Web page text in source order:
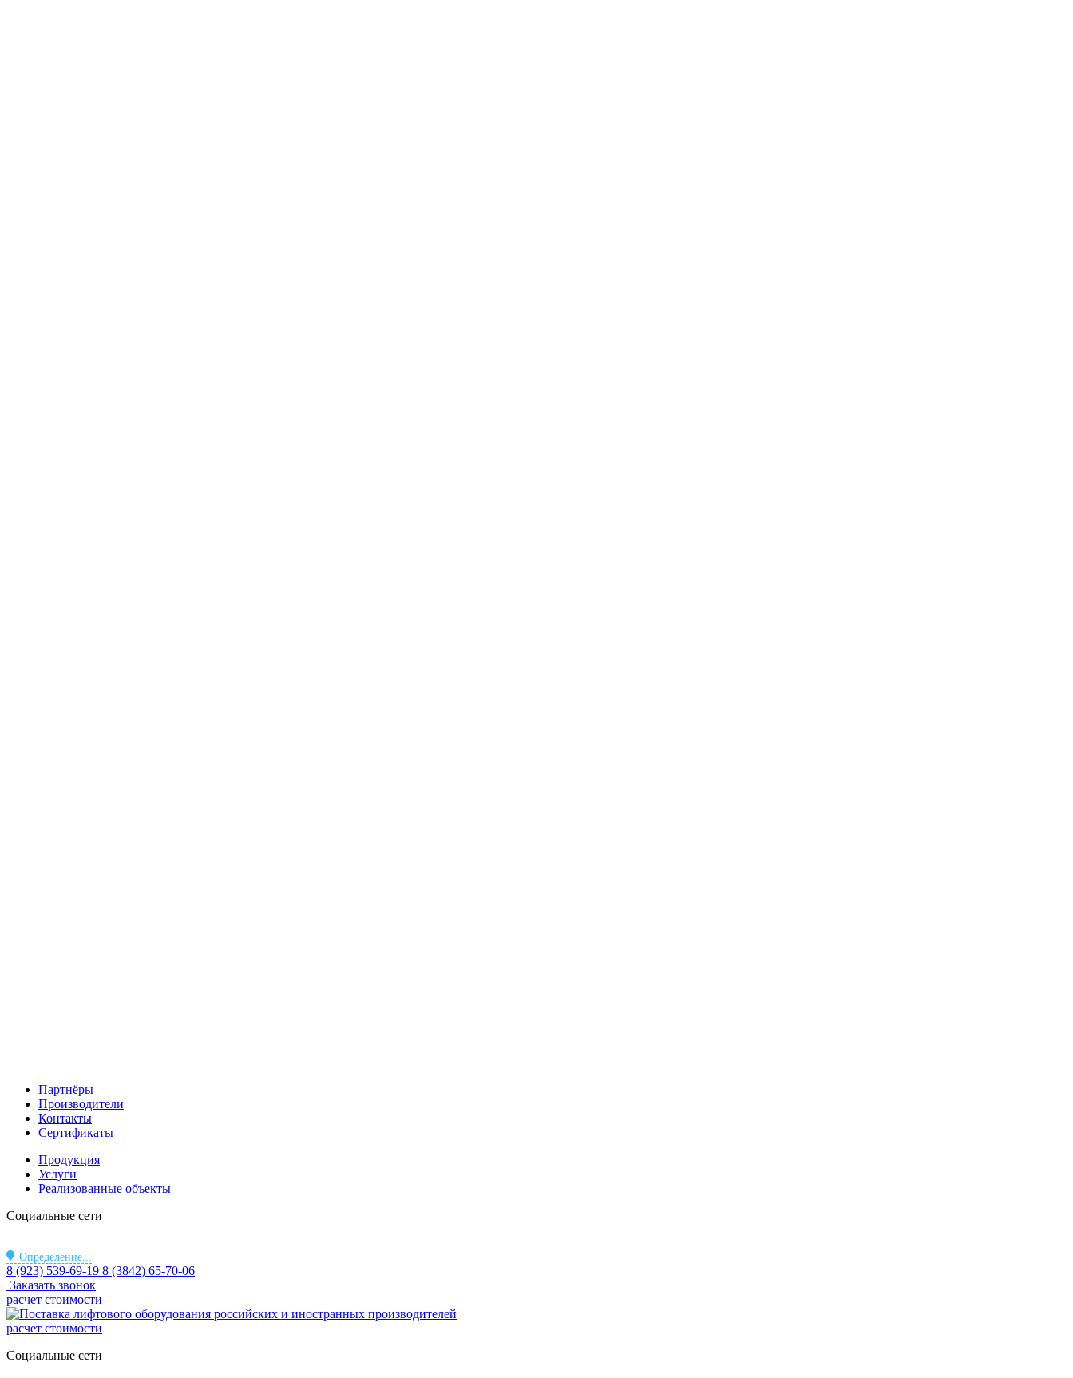
Партнёры
Производители
Контакты
Сертификаты
Продукция
Услуги
Реализованные объекты
Социальные сети
Определение...
8 (923) 539-69-19 8 (3842) 65-70-06
Заказать звонок
расчет стоимости
расчет стоимости
Социальные сети